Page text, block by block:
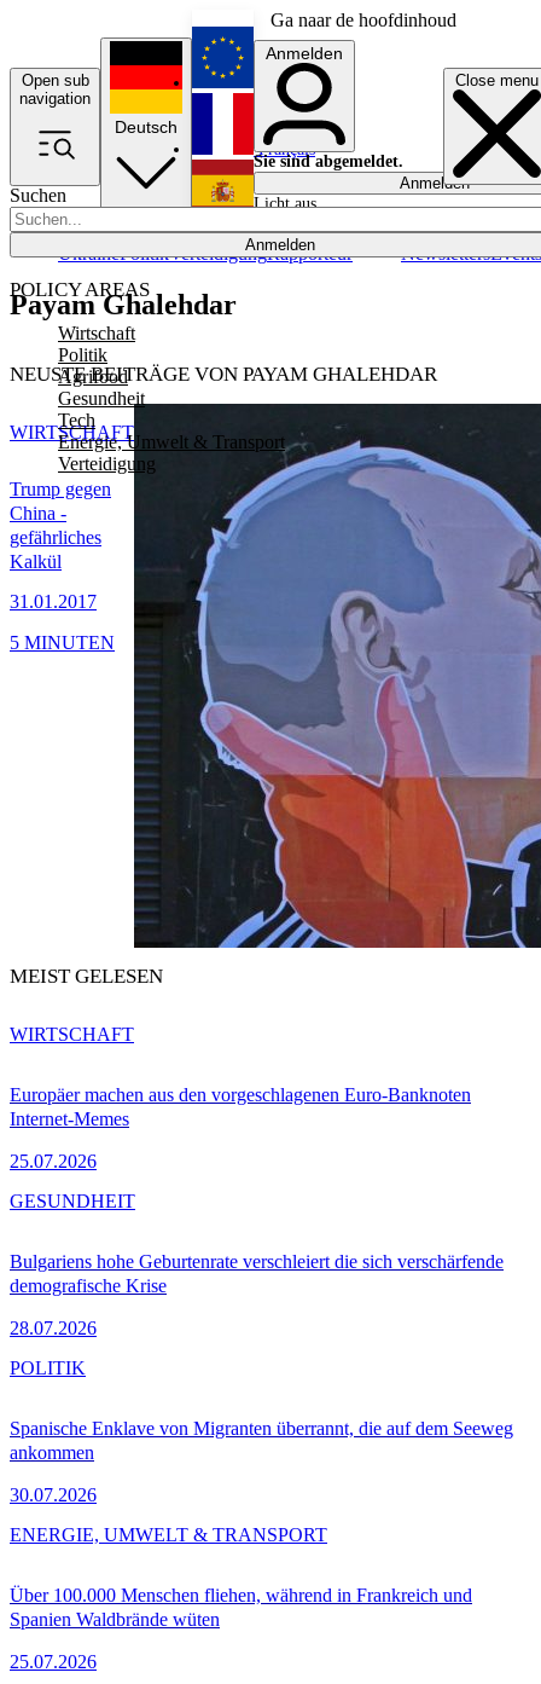
Ga naar de hoofdinhoud
Open sub
navigation
Close menu
Suchen
Anmelden
POLICY AREAS
Wirtschaft
Politik
Agrifood
Gesundheit
Tech
Energie, Umwelt & Transport
Verteidigung
UkrainePolitikVerteidigungRapporteur NewslettersEvents
Deutsch
English
Français
Anmelden
Sie sind abgemeldet.
Anmelden
Licht aus
Payam Ghalehdar
NEUSTE BEITRÄGE VON PAYAM GHALEHDAR
Trump gegen
China -
gefährliches
Kalkül
31.01.2017
WIRTSCHAFT
5 MINUTEN
MEIST GELESEN
Europäer machen aus den vorgeschlagenen Euro-Banknoten
Internet-Memes
25.07.2026
WIRTSCHAFT
Bulgariens hohe Geburtenrate verschleiert die sich verschärfende
demografische Krise
28.07.2026
GESUNDHEIT
Spanische Enklave von Migranten überrannt, die auf dem Seeweg
ankommen
30.07.2026
POLITIK
Über 100.000 Menschen fliehen, während in Frankreich und
Spanien Waldbrände wüten
25.07.2026
ENERGIE, UMWELT & TRANSPORT